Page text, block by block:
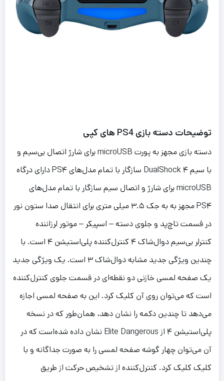
توضیحات دسته بازی PS4 های کپی
دسته بازی مجهز به پورت microUSB برای شارژ اتصال بی‌سیم و
با سیم DualShock ۴ سازگار با تمام مدل‌های PS۴ دارای درگاه
microUSB برای شارژ و اتصال سیم سازگار با تمام مدل‌های
PS۴ مجهز به به جک ۳.۵ میلی متری برای انتقال صدا ستون نور
در قسمت تاچ‌پد و جلوی دسته – اسپیکر – موتور لرزاننده
کنترلر بی‌سیم دوال‌شاک ۴ کنترل‌کننده پلی‌استیشن ۴ است. با
چندین ویژگی جدید مشابه دوال‌شاک ۳ است. یک ویژگی جدید
یک صفحه لمسی خازنی دو نقطه‌ای در قسمت جلوی کنترل‌کننده
است که می‌توان روی آن کلیک کرد. این به صفحه لمسی اجازه
می‌دهد تا چندین دکمه را نشان دهد، همان‌طور که در نسخه
پلی‌استیشن ۴ از Elite Dangerous نشان داده شده‌است که در
آن می‌توان چهار گوشه صفحه لمسی را به صورت جداگانه و با
کلیک کلیک کرد. کنترل‌کننده از تشخیص حرکت از طریق